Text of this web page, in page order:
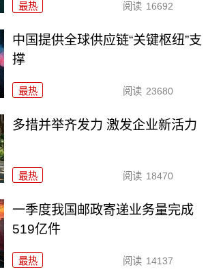
最热 阅读 16692
中国提供全球供应链“关键枢纽”支
撑
最热 阅读 23680
多措并举齐发力 激发企业新活力
最热 阅读 18470
一季度我国邮政寄递业务量完成
519亿件
最热 阅读 14137